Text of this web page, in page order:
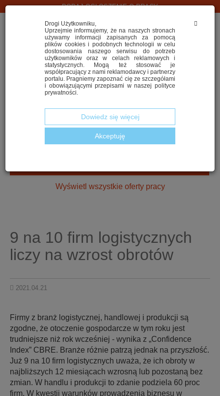
Drogi Użytkowniku,
Uprzejmie informujemy, że na naszych stronach
używamy informacji zapisanych za pomocą
plików cookies i podobnych technologii w celu
dostosowania naszego serwisu do potrzeb
użytkowników oraz w celach reklamowych i
statystycznych. Mogą też stosować je
współpracujący z nami reklamodawcy i partnerzy
portalu. Pragniemy zapoznać cię ze szczegółami
i obowiązującymi przepisami w naszej polityce
prywatności.
Dowiedz się więcej
Akceptuję
DODAJ OGŁOSZENIE O PRACY
SZUKASZ PRACY W LOGISTYCE?
Wyświetl wszystkie oferty pracy
9 na 10 firm logistycznych
liczy na wzrost obrotów
2021.04.21
Firmy z branż logistycznej, handlowej i produkcji są
zgodne, że otoczenie gospodarcze w tym roku jest
trudniejsze niż rok wcześniej - wynika z „Confidence
Index” CBRE. Branże różnie patrzą jednak na przyszłość.
Już 9 na 10 firm logistycznych uważa, że ich obroty w
najbliższych 12 miesiącach wzrosną lub pozostaną bez
zmian. W handlu i produkcji to zdanie podziela 60 proc
firm. W kwestii warunków prowadzenia biznesu w